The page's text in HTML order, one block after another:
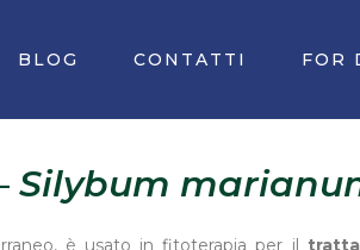
BLOG CONTATTI FOR
Silybum
è usato in fitoterapia per il